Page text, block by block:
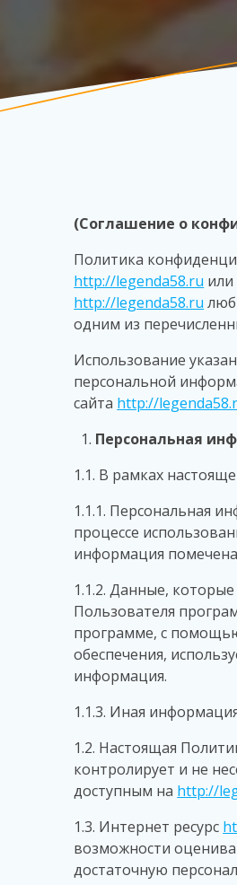
(Соглашение о
Политика
http://legenda58.ru или
http://legenda58.ru
одним из
Использование
персональной
сайта http://
Персональная
1.1. В рамках
1.1.1. Персональная
процессе
информация
1.1.2. Данные,
Пользователя
программе, с
обеспечения,
информация.
1.1.3. Иная
1.2. Настоящая
контролирует и не
доступным на http://
1.3. Интернет ресурс
возможности
достаточную